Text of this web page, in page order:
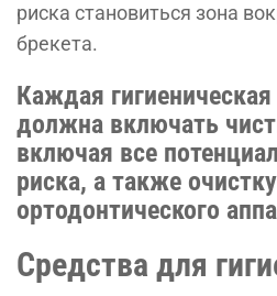
риска становиться зона
брекета.
Каждая
должна включать
включая все
риска, а также
ортодонтического
Средства для